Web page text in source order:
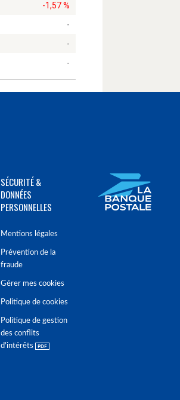
-1,57 %
-
-
-
SÉCURITÉ &
DONNÉES
PERSONNELLES
Mentions légales
Prévention de la
fraude
Gérer mes cookies
Politique de cookies
Politique de gestion
des conflits
d'intérêts